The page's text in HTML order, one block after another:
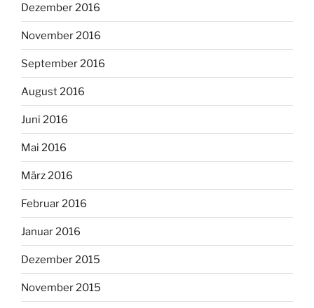
Dezember 2016
November 2016
September 2016
August 2016
Juni 2016
Mai 2016
März 2016
Februar 2016
Januar 2016
Dezember 2015
November 2015